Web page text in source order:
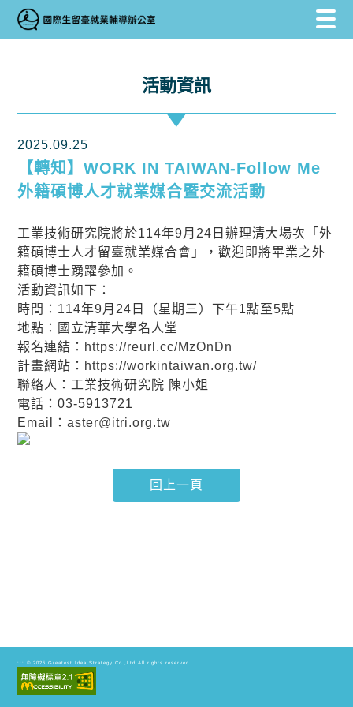
活動資訊
2025.09.25
【轉知】WORK IN TAIWAN-Follow Me
外籍碩博人才就業媒合暨交流活動
工業技術研究院將於114年9月24日辦理清大場次「外
籍碩博士人才留臺就業媒合會」，歡迎即將畢業之外
籍碩博士踴躍參加。
活動資訊如下：
時間：114年9月24日（星期三）下午1點至5點
地點：國立清華大學名人堂
報名連結： https://reurl.cc/MzOnDn
計畫網站： https://workintaiwan.org.tw/
聯絡人：工業技術研究院 陳小姐
電話：03-5913721
Email：aster@itri.org.tw
:::© 2025Greatest Idea Strategy Co.,Ltd All rights reserved.